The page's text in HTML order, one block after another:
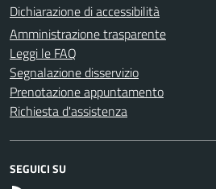
Dichiarazione di accessibilità
Amministrazione trasparente
Leggi le FAQ
Segnalazione disservizio
Prenotazione appuntamento
Richiesta d'assistenza
SEGUICI SU